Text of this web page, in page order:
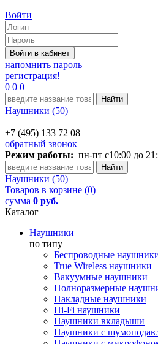
Войти
напомнить пароль
регистрация!
0 0 0
Наушники (50)
+7 (495) 133 72 08
обратный звонок
Режим работы: пн-пт с10:00 до
Наушники (50)
Товаров в корзине (0)
сумма 0 руб.
Каталог
Наушники
по типу
Беспроводные
True Wireless наушники
Вакуумные наушники
Полноразмерные
Накладные наушники
Hi-Fi наушники
Наушники вкладыши
Наушники с